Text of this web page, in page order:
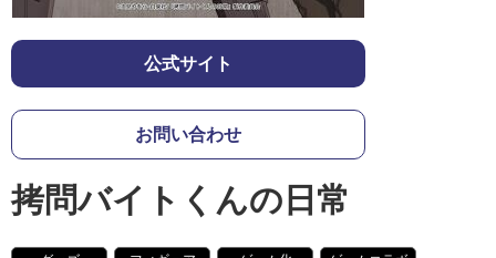
公式サイト
お問い合わせ
拷問バイトくんの日常